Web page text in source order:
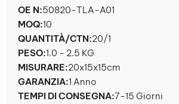
OE N:50820-TLA-A01
MOQ:10
QUANTITÀ/CTN:20/1
PESO:1.0 - 2.5 KG
MISURARE:20x15x15cm
GARANZIA:1 Anno
TEMPI DI CONSEGNA:7-15 Giorni